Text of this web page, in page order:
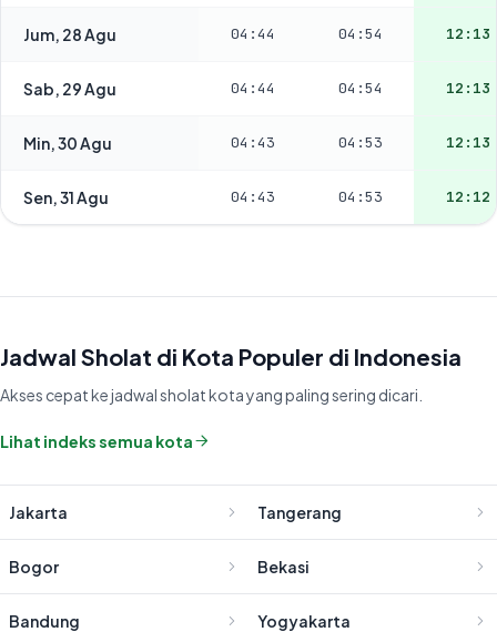
Jum, 28 Agu 04:44 04:54 12:13
Sab, 29 Agu 04:44 04:54 12:13
Min, 30 Agu 04:43 04:53 12:13
Sen, 31 Agu 04:43 04:53 12:12
Jadwal Sholat di Kota Populer di Indonesia
Akses cepat ke jadwal sholat kota yang paling sering dicari.
Lihat indeks semua kota
Jakarta Tangerang
Bogor Bekasi
Bandung Yogyakarta